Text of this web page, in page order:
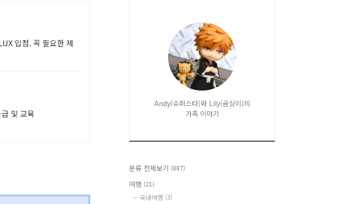
입점. 꼭 필요한 제
및 교육
Andy(슈퍼스타)와 Lily(곰싱이)의
가족 이야기
분류 전체보기 (887)
여행 (21)
국내여행 (3)